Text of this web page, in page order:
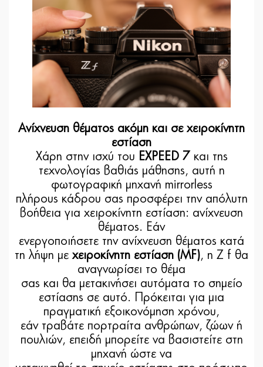
Ανίχνευση θέματος ακόμη και σε χειροκίνητη
εστίαση
Χάρη στην ισχύ του EXPEED 7 και της
τεχνολογίας βαθιάς μάθησης, αυτή η
φωτογραφική μηχανή mirrorless
πλήρους κάδρου σας προσφέρει την απόλυτη
βοήθεια για χειροκίνητη εστίαση: ανίχνευση
θέματος. Εάν
ενεργοποιήσετε την ανίχνευση θέματος κατά
τη λήψη μεχειροκίνητη εστίαση (MF), η Z f θα
αναγνωρίσει το θέμα
σας και θα μετακινήσει αυτόματα το σημείο
εστίασης σε αυτό. Πρόκειται για μια
πραγματική εξοικονόμηση χρόνου,
εάν τραβάτε πορτραίτα ανθρώπων, ζώων ή
πουλιών, επειδή μπορείτε να βασιστείτε στη
μηχανή ώστε να